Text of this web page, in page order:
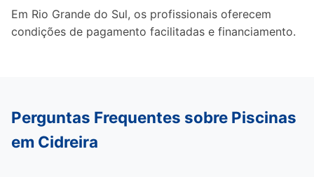
Em Rio Grande do Sul, os profissionais oferecem
condições de pagamento facilitadas e financiamento.
Perguntas Frequentes sobre Piscinas
em Cidreira